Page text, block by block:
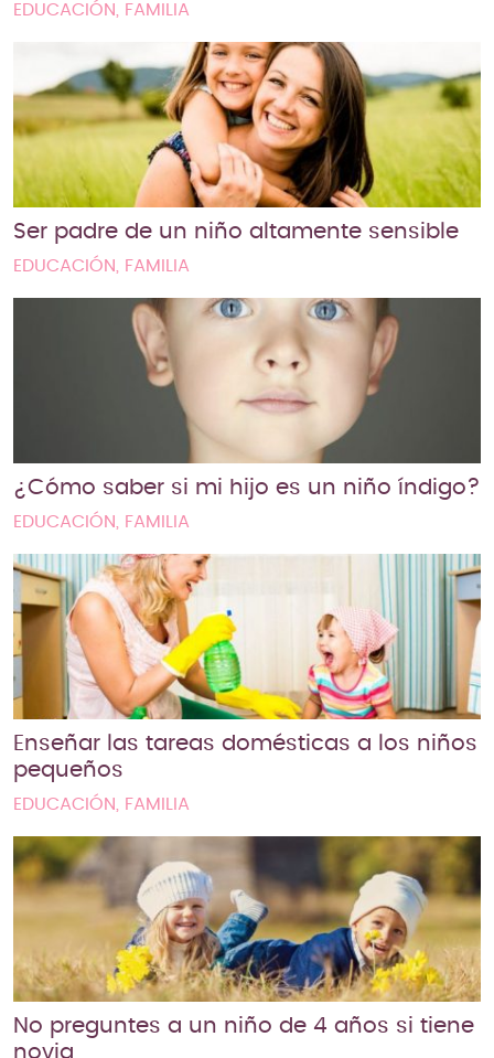
EDUCACIÓN, FAMILIA
Ser padre de un niño altamente sensible
EDUCACIÓN, FAMILIA
¿Cómo saber si mi hijo es un niño índigo?
EDUCACIÓN, FAMILIA
Enseñar las tareas domésticas a los niños
pequeños
EDUCACIÓN, FAMILIA
No preguntes a un niño de 4 años si tiene
novia